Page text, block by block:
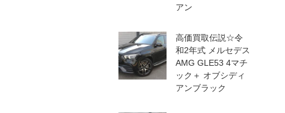
アン
高価買取伝説☆令
和2年式 メルセデス
AMG GLE53 4マチ
ック＋ オブシディ
アンブラック